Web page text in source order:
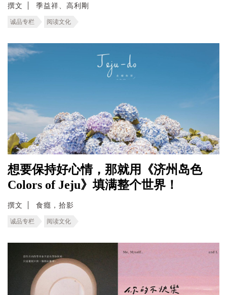
撰文 季益祥、高利剛
诚品专栏 阅读文化
想要保持好心情，那就用《济州岛色
Colors of Jeju》填满整个世界！
撰文 食癮，拾影
诚品专栏 阅读文化